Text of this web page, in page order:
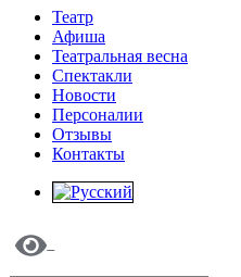
Театр
Афиша
Театральная весна
Спектакли
Новости
Персоналии
Отзывы
Контакты